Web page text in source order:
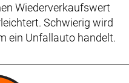
Wiederverkaufswert
Schwierig wird
ein Unfallauto handelt.